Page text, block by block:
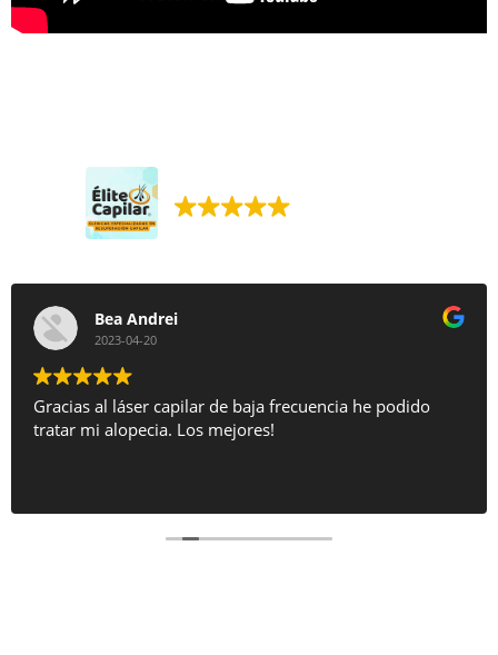
Bea Andrei
2023-04-20
Gracias al láser capilar de baja frecuencia he podido
tratar mi alopecia. Los mejores!